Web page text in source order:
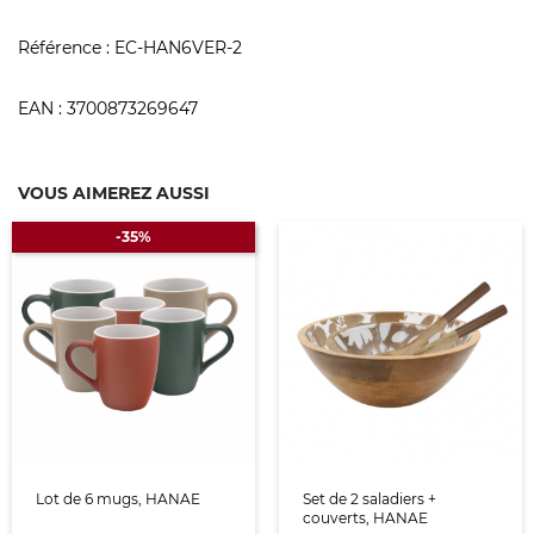
Référence : EC-HAN6VER-2
EAN : 3700873269647
VOUS AIMEREZ AUSSI
Lot de 6 mugs, HANAE
-35%
Set de 2 saladiers +
couverts, HANAE